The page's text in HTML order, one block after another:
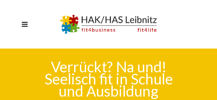
Verrückt? Na und!
Seelisch fit in Schule
und Ausbildung